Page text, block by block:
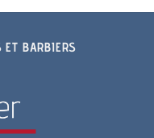
ET BARBIERS